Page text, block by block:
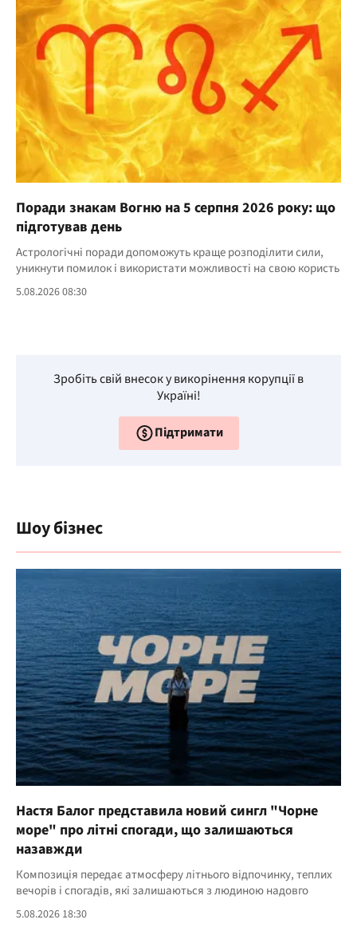
Поради знакам Вогню на 5 серпня 2026 року: що
підготував день
Астрологічні поради допоможуть краще розподілити сили,
уникнути помилок і використати можливості на свою користь
5.08.2026 08:30
Зробіть свій внесок у викорінення корупції в
Україні!
Підтримати
Шоу бізнес
Настя Балог представила новий сингл "Чорне
море" про літні спогади, що залишаються
назавжди
Композиція передає атмосферу літнього відпочинку, теплих
вечорів і спогадів, які залишаються з людиною надовго
5.08.2026 18:30